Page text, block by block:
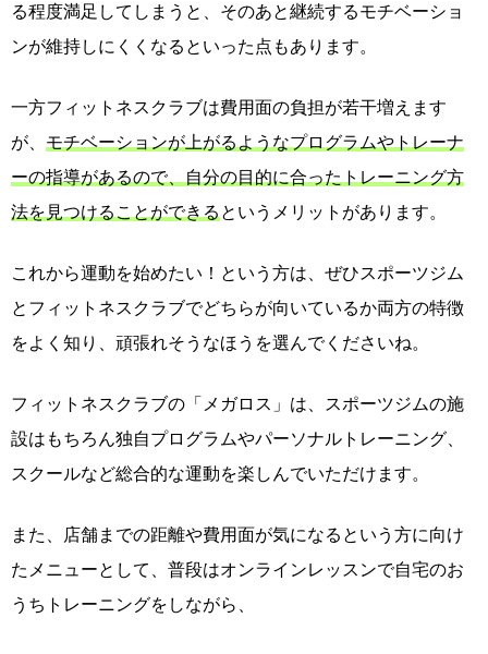
る程度満足してしまうと、そのあと継続するモチベーショ
ンが維持しにくくなるといった点もあります。
一方フィットネスクラブは費用面の負担が若干増えます
が、 モチベーションが上がるようなプログラムやトレーナ
ーの指導があるので、自分の目的に合ったトレーニング方
法を見つけることができる というメリットがあります。
これから運動を始めたい！という方は、ぜひスポーツジム
とフィットネスクラブでどちらが向いているか両方の特徴
をよく知り、頑張れそうなほうを選んでくださいね。
フィットネスクラブの「メガロス」は、スポーツジムの施
設はもちろん独自プログラムやパーソナルトレーニング、
スクールなど総合的な運動を楽しんでいただけます。
また、店舗までの距離や費用面が気になるという方に向け
たメニューとして、普段はオンラインレッスンで自宅のお
うちトレーニングをしながら、